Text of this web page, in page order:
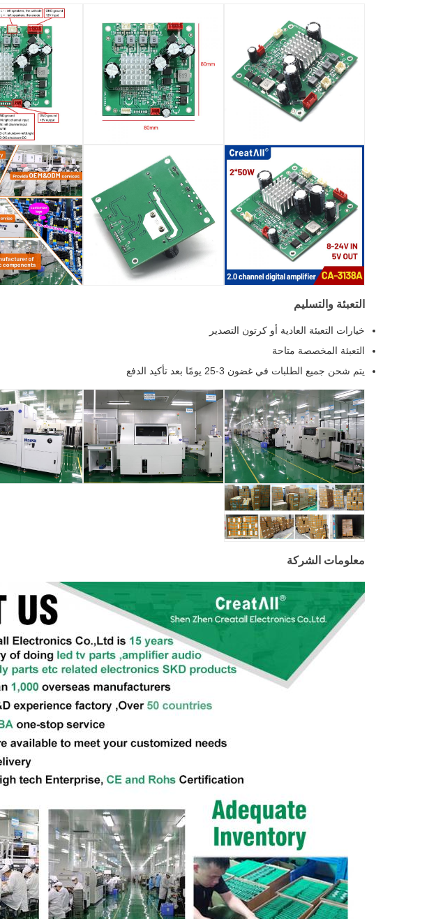
التعبئة والتسليم
خيارات التعبئة العادية أو كرتون التصدير
التعبئة المخصصة متاحة
يتم شحن جميع الطلبات في غضون 3-25 يومًا بعد تأكيد الدفع
معلومات الشركة